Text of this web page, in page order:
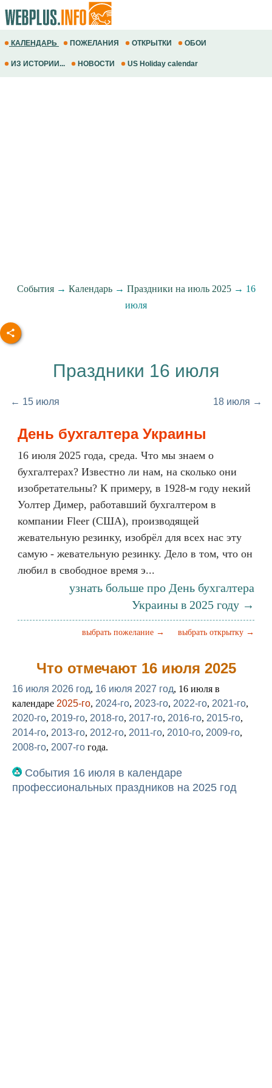
КАЛЕНДАРЬ ПОЖЕЛАНИЯ ОТКРЫТКИ ОБОИ
ИЗ ИСТОРИИ... НОВОСТИ US Holiday calendar
События→ Календарь→ Праздники на июль 2025→ 16
июля
Праздники 16 июля
← 15 июля 18 июля →
День бухгалтера Украины
16 июля 2025 года, среда. Что мы знаем о
бухгалтерах? Известно ли нам, на сколько они
изобретательны? К примеру, в 1928-м году некий
Уолтер Димер, работавший бухгалтером в
компании Fleer (США), производящей
жевательную резинку, изобрёл для всех нас эту
самую - жевательную резинку. Дело в том, что он
любил в свободное время э...
узнать больше про День бухгалтера
Украины в 2025 году →
выбрать открытку →
выбрать пожелание →
Что отмечают 16 июля 2025
16 июля 2026 год, 16 июля 2027 год, 16 июля в
календаре 2025-го, 2024-го, 2023-го, 2022-го, 2021-го,
2020-го, 2019-го, 2018-го, 2017-го, 2016-го, 2015-го,
2014-го, 2013-го, 2012-го, 2011-го, 2010-го, 2009-го,
2008-го, 2007-го года.
События 16 июля в календаре
профессиональных праздников на 2025 год